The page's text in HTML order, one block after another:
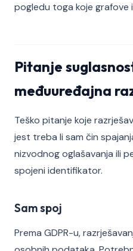
pogledu toga koje grafove
Pitanje
međuuređajna
Teško pitanje koje
jest treba li sam čin
nizvodnog oglašavanja ili
spojeni identifikator.
Sam spoj
Prema GDPR-u,